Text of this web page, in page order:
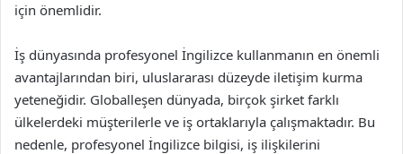
için önemlidir.
İş dünyasında profesyonel İngilizce kullanmanın en önemli
avantajlarından biri, uluslararası düzeyde iletişim kurma
yeteneğidir. Globalleşen dünyada, birçok şirket farklı
ülkelerdeki müşterilerle ve iş ortaklarıyla çalışmaktadır. Bu
nedenle, profesyonel İngilizce bilgisi, iş ilişkilerini